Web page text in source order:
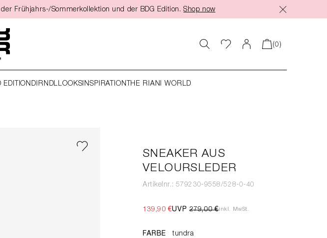
Frühjahrs-/Sommerkollektion und der BDG Edition. Shop now
(0)
EDITION DIRNDLLOOKSINSPIRATION THE RIANI WORLD
SNEAKER AUS
VELOURSLEDER
Artikelnr.: 579230-9558/528-0-40
139,90 €UVP279,00 €inkl. MwSt.
FARBE tundra